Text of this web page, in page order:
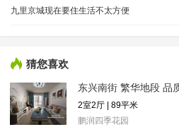
九里京城现在要住生活不太方便
猜您喜欢
2室2厅 | 89平米
鹏润四季花园